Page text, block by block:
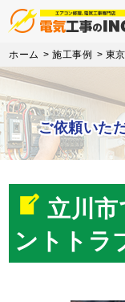
Skip
to
main
content
ホーム >施工事例 > 東
ご依頼いた
立川
ントトラ